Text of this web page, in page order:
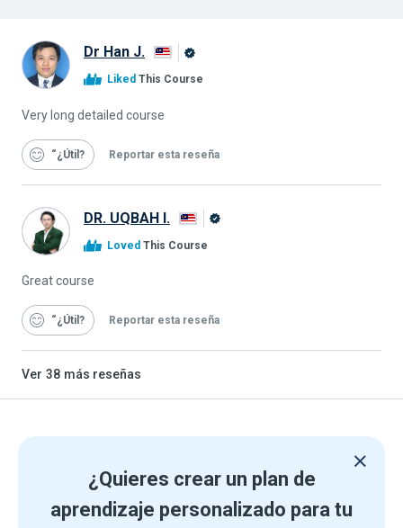
Dr Han J.
Liked This Course
Very long detailed course
“¿Útil Reportar esta reseña
DR. UQBAH I.
Loved This Course
Great course
“¿Útil Reportar esta reseña
Ver 38 más reseñas
¿Quieres crear un plan de
aprendizaje personalizado para tu